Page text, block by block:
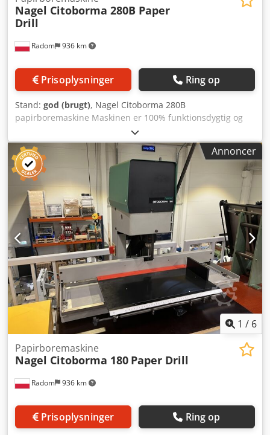
Radom 936 km
Nagel Citoborma 280B Paper
Drill
Prisoplysninger Ring op
Stand: god (brugt), Nagel Citoborma 280B
papirboremaskine Maskinen er 100% funktionsdygtig og
en af de nyeste modeller. Borebordet er justerbart i alle
retninger (sider, for/bag). Udstyret med stop for indstilling
af boreafstand. Det monterede bord er en forstørret
version. Derudover har papirboremaskinen automatisk
bordsikring, som frigives efter hver cyklus. Fremragende
stand. Solid konstruktion – vægt 76 kg. Strømforsyning:
380V To borehoveder med justerbar afstand fra 45-120
mm. Borediameter: 2-20 mm. Stakhøjde: 60 mm. Maskinen
er serviceret. Inkluderer bor og værktøj, ny skærelineal
samt brugervejledning. Cjdpfxjzdazho Adioha
Annoncer
1 / 6
Radom 936 km
Papirboremaskine
Nagel Citoborma 180 Paper Drill
Prisoplysninger Ring op